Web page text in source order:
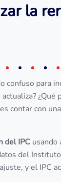
la
confuso para
¿Qué
contar con una
del IPC
del
y el IPC